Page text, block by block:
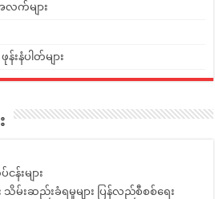
က်များ
းနံပါတ်များ
းများ
သိမ်းဆည်းခံရမှုများ ပြန်လည်စီစစ်ရေး